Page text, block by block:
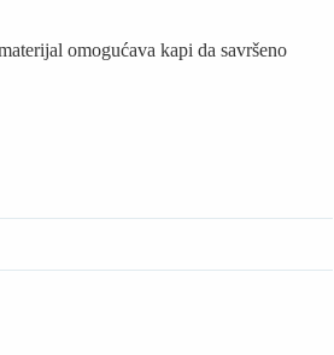
omogućava kapi da savršeno